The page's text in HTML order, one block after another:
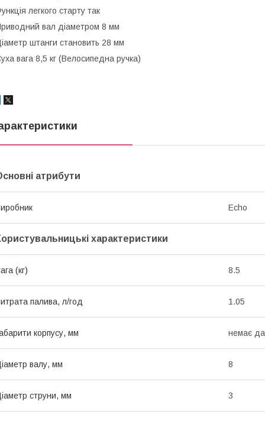
легкого старту так
вал діаметром 8 мм
штанги становить 28 мм
вага 8,5 кг (Велосипедна ручка)
атрибути
Echo
характеристики
(кг) 8.5
палива, л/год 1.05
корпусу, мм немає
валу, мм 8
струни, мм 3